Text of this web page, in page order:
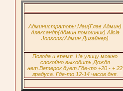
Администраторы.Маи(Глав.Админ)
Александр(Админ помошник) Alicia
Jonsons(Админ Дизайнер)
Погода и время. На улицу можно
спокойно выходить.Дождя
нет.Ветерок дует.Где-то +20 - + 22
градуса. Где-то 12-14 часов дня.